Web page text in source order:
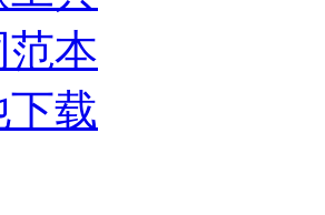
范本
载